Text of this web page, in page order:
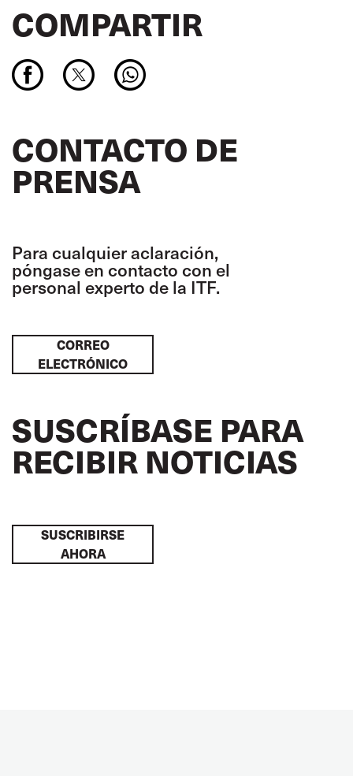
COMPARTIR
CONTACTO DE
PRENSA
Para cualquier aclaración,
póngase en contacto con el
personal experto de la ITF.
CORREO
ELECTRÓNICO
SUSCRÍBASE PARA
RECIBIR NOTICIAS
SUSCRIBIRSE
AHORA